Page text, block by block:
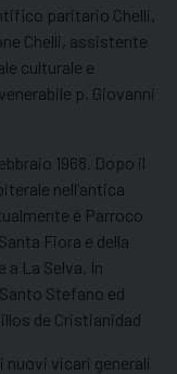
paritario Chelli,
Chelli, assistente
culturale e
p. Giovanni
1968. Dopo il
nell’antica
è Parroco
Fiora e della
La Selva. In
Stefano ed
de Cristianidad
nuovi vicari generali